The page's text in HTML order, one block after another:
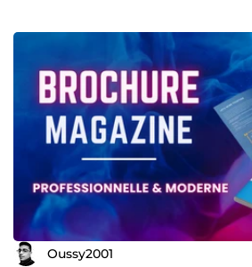
Oussy2001